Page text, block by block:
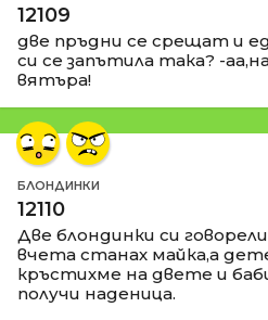
12109
две пръдни се срещат и
си се запътила така? -
вятъра!
БЛОНДИНКИ
12110
Две блондинки си
вчета станах майка,а
кръстихме на двете и
получи наденица.